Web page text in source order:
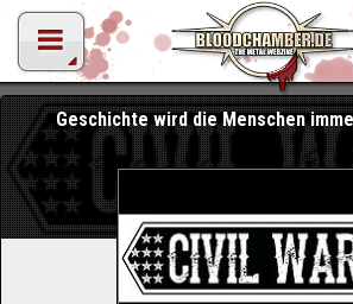
Geschichte wird die Menschen